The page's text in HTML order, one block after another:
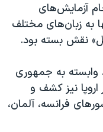
آزمایش‌های
به زبان‌های مختلف
نقش بسته بود.
وابسته به جمهوری
نیز کشف و
فرانسه،‌ آلمان،